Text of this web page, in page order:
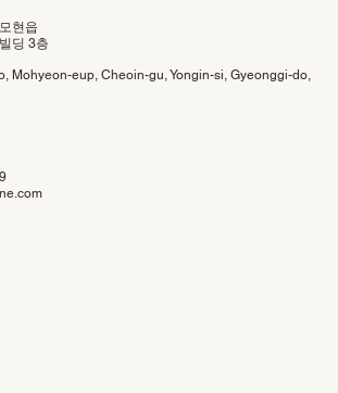
현읍
딩 3층
Mohyeon-eup, Cheoin-gu, Yongin-si, Gyeonggi-do,